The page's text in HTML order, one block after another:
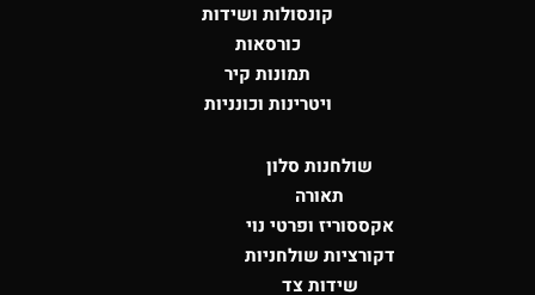
קונסולות ושידות
כורסאות
תמונות קיר
ויטרינות וכונניות
שולחנות סלון
תאורה
אקססוריז ופרטי נוי
דקורציות שולחניות
שידות צד